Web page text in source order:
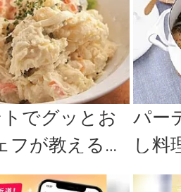
でグッとお
フが教える
」のレシピ
パー
し料
つで